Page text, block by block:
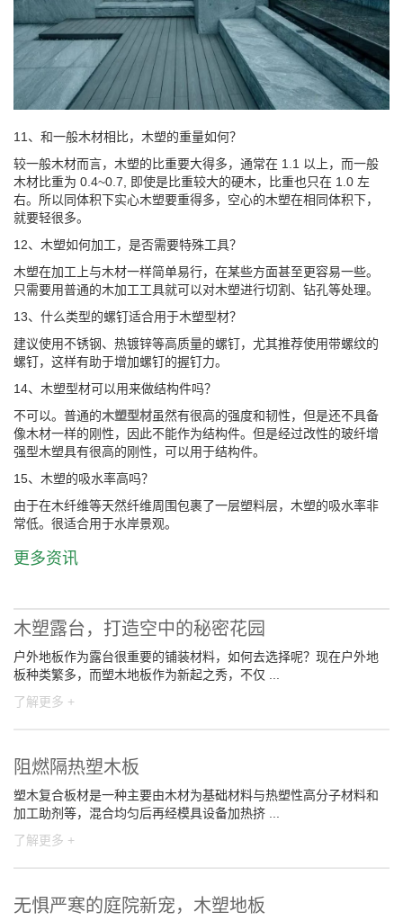
11、和一般木材相比，木塑的重量如何？
较一般木材而言，木塑的比重要大得多，通常在 1.1 以上，而一般
木材比重为 0.4~0.7, 即使是比重较大的硬木，比重也只在 1.0 左
右。所以同体积下实心木塑要重得多，空心的木塑在相同体积下，
就要轻很多。
12、木塑如何加工，是否需要特殊工具？
木塑在加工上与木材一样简单易行，在某些方面甚至更容易一些。
只需要用普通的木加工工具就可以对木塑进行切割、钻孔等处理。
13、什么类型的螺钉适合用于木塑型材？
建议使用不锈钢、热镀锌等高质量的螺钉，尤其推荐使用带螺纹的
螺钉，这样有助于增加螺钉的握钉力。
14、木塑型材可以用来做结构件吗？
不可以。普通的木塑型材虽然有很高的强度和韧性，但是还不具备
像木材一样的刚性，因此不能作为结构件。但是经过改性的玻纤增
强型木塑具有很高的刚性，可以用于结构件。
15、木塑的吸水率高吗？
由于在木纤维等天然纤维周围包裹了一层塑料层，木塑的吸水率非
常低。很适合用于水岸景观。
更多资讯
木塑露台，打造空中的秘密花园
户外地板作为露台很重要的铺装材料，如何去选择呢？现在户外地
板种类繁多，而塑木地板作为新起之秀，不仅 ...
了解更多 +
阻燃隔热塑木板
塑木复合板材是一种主要由木材为基础材料与热塑性高分子材料和
加工助剂等，混合均匀后再经模具设备加热挤 ...
了解更多 +
无惧严寒的庭院新宠，木塑地板